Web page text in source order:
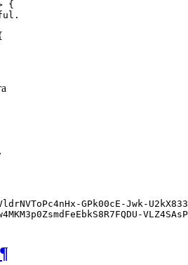
{
GPk00cE-Jwk-
¶